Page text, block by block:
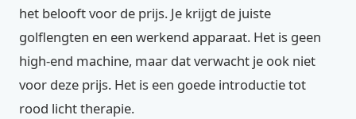
het belooft voor de prijs. Je krijgt de juiste
golflengten en een werkend apparaat. Het is geen
high-end machine, maar dat verwacht je ook niet
voor deze prijs. Het is een goede introductie tot
rood licht therapie.